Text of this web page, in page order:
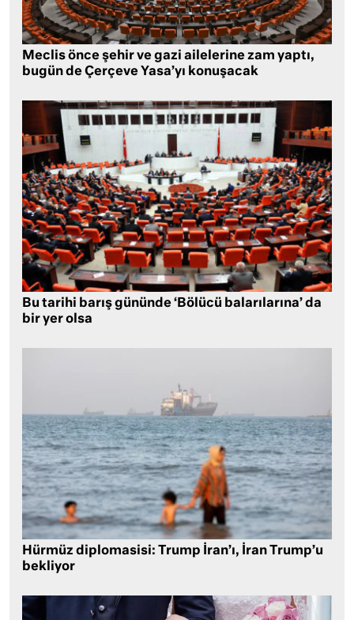
Meclis önce şehir ve gazi ailelerine zam yaptı,
bugün de Çerçeve Yasa’yı konuşacak
Bu tarihi barış gününde ‘Bölücü balarılarına’ da
bir yer olsa
Hürmüz diplomasisi: Trump İran’ı, İran Trump’u
bekliyor